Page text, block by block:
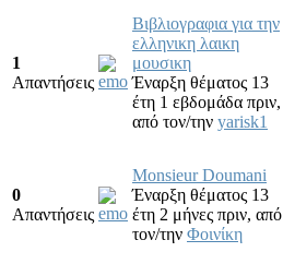
1
Απαντήσεις
Βιβλιογραφια για την
ελληνικη λαικη
μουσικη
Έναρξη θέματος 13
έτη 1 εβδομάδα πριν,
από τον/την yarisk1
0
Απαντήσεις
Monsieur Doumani
Έναρξη θέματος 13
έτη 2 μήνες πριν, από
τον/την Φοινίκη